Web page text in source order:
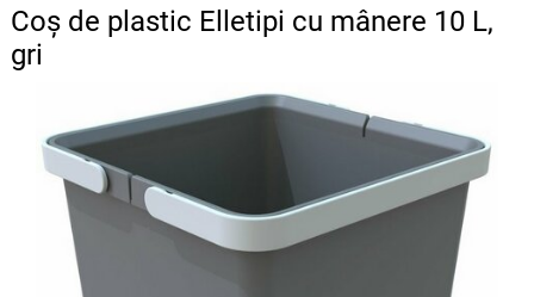
Coș de plastic Elletipi cu mânere 10 L,
gri